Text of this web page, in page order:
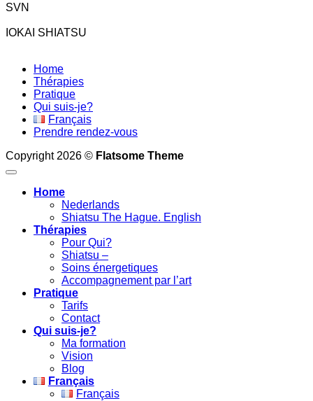
SVN
IOKAI SHIATSU
Home
Thérapies
Pratique
Qui suis-je?
Français
Prendre rendez-vous
Copyright 2026 © Flatsome Theme
Home
Nederlands
Shiatsu The Hague. English
Thérapies
Pour Qui?
Shiatsu –
Soins énergetiques
Accompagnement par l’art
Pratique
Tarifs
Contact
Qui suis-je?
Ma formation
Vision
Blog
Français
Français